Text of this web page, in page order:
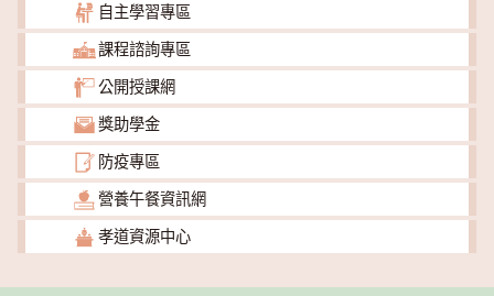
自主學習專區
課程諮詢專區
公開授課網
獎助學金
防疫專區
營養午餐資訊網
孝道資源中心